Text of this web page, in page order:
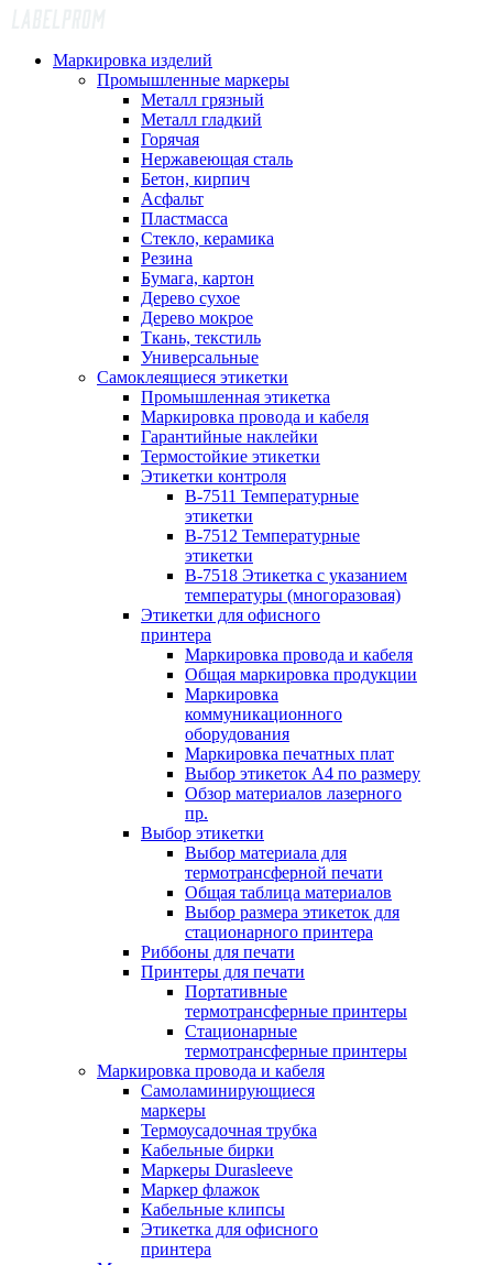
Маркировка изделий
Промышленные маркеры
Металл грязный
Металл гладкий
Горячая
Нержавеющая сталь
Бетон, кирпич
Асфальт
Пластмасса
Стекло, керамика
Резина
Бумага, картон
Дерево сухое
Дерево мокрое
Ткань, текстиль
Универсальные
Самоклеящиеся этикетки
Промышленная этикетка
Маркировка провода и кабеля
Гарантийные наклейки
Термостойкие этикетки
Этикетки контроля
B-7511 Температурные
этикетки
B-7512 Температурные
этикетки
B-7518 Этикетка с указанием
температуры (многоразовая)
Этикетки для офисного
принтера
Маркировка провода и кабеля
Общая маркировка продукции
Маркировка
коммуникационного
оборудования
Маркировка печатных плат
Выбор этикеток А4 по размеру
Обзор материалов лазерного
пр.
Выбор этикетки
Выбор материала для
термотрансферной печати
Общая таблица материалов
Выбор размера этикеток для
стационарного принтера
Риббоны для печати
Принтеры для печати
Портативные
термотрансферные принтеры
Стационарные
термотрансферные принтеры
Маркировка провода и кабеля
Самоламинирующиеся
маркеры
Термоусадочная трубка
Кабельные бирки
Маркеры Durasleeve
Маркер флажок
Кабельные клипсы
Этикетка для офисного
принтера